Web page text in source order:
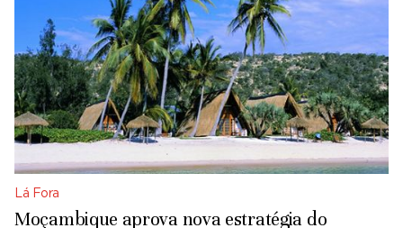
Lá Fora
Moçambique aprova nova estratégia do